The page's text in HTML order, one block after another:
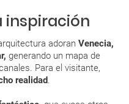
inspiración
adoran Venecia,
generando un mapa de
Para el visitante,
realidad.